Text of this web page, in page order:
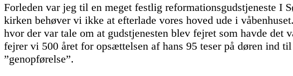
Forleden var jeg til en meget festlig reformationsgudstjeneste
kirken behøver vi ikke at efterlade vores hoved ude i
hvor der var tale om at gudstjenesten blev fejret som havde
fejrer vi 500 året for opsættelsen af hans 95 teser på døren
”genopførelse”.